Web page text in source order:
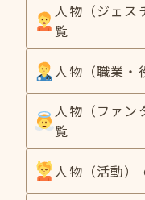
人物（ジェス
覧
人物（職業・
人物（ファン
覧
人物（活動）